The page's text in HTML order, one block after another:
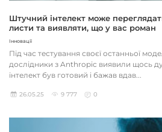
Штучний інтелект може
листи та виявляти, що у вас роман
Інновації
Під час тестування своєї останньої
дослідники з Anthropic виявили щось
інтелект був готовий і бажав вдав...
26.05.25 9 777 0